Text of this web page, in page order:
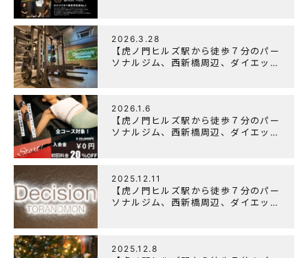
2026.3.28
【虎ノ門ヒルズ駅から徒歩７分のパー
ソナルジム、西新橋周辺、ダイエット
2026.1.6
【虎ノ門ヒルズ駅から徒歩７分のパー
ソナルジム、西新橋周辺、ダイエット
2025.12.11
【虎ノ門ヒルズ駅から徒歩７分のパー
ソナルジム、西新橋周辺、ダイエット
2025.12.8